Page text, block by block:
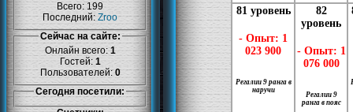
Всего: 199
Последний:Zroo
Сейчас на сайте:
Онлайн всего:1
Гостей: 1
Пользователей:0
Сегодня посетили:
81 уровень
- Опыт: 1
023 900
Регалии 9 ранга в
наручи
82
уровень
- Опыт: 1
076 000
Регалии 9
ранга в пояс